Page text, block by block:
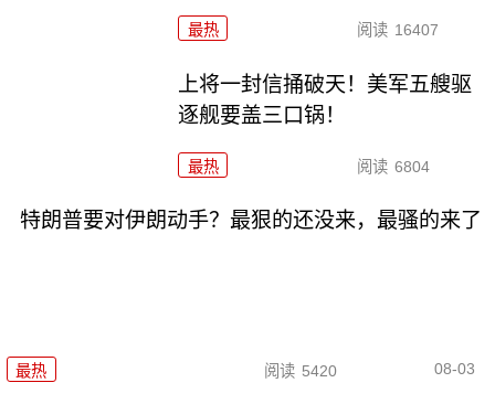
最热 阅读 16407
上将一封信捅破天！美军五艘驱
逐舰要盖三口锅！
最热 阅读 6804
特朗普要对伊朗动手？最狠的还没来，最骚的来了
最热 阅读 5420 08-03